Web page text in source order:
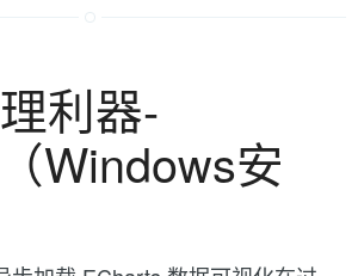
利器-
Windows安